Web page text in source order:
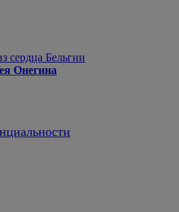
сердца Бельгии
Онегина